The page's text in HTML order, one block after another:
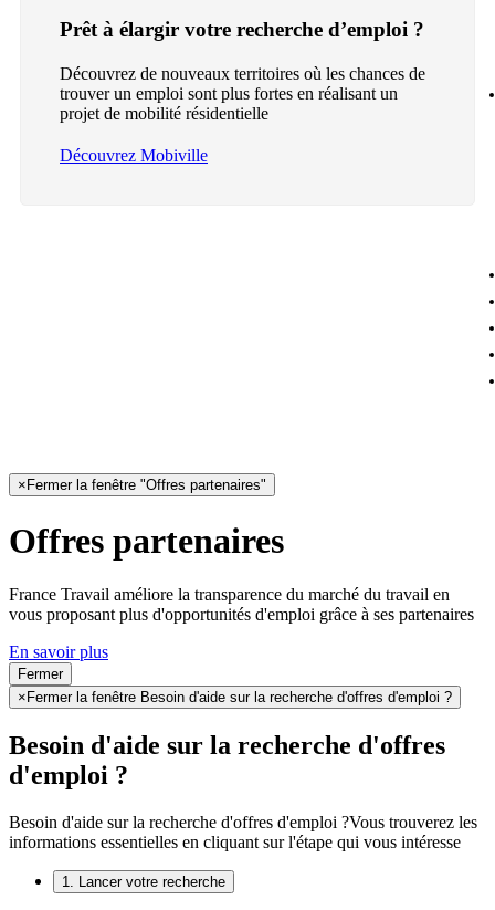
Prêt à élargir votre recherche d’emploi ?
Découvrez de nouveaux territoires où les chances de
trouver un emploi sont plus fortes en réalisant un
projet de mobilité résidentielle
Découvrez Mobiville
× Fermer la fenêtre "Offres partenaires"
Offres partenaires
France Travail améliore la transparence du marché du travail en
vous proposant plus d'opportunités d'emploi grâce à ses partenaires
En savoir plus
Fermer
× Fermer la fenêtre Besoin d'aide sur la recherche d'offres d'emploi ?
Besoin d'aide sur la recherche d'offres
d'emploi ?
Besoin d'aide sur la recherche d'offres d'emploi ?Vous trouverez les
informations essentielles en cliquant sur l'étape qui vous intéresse
1. Lancer votre recherche